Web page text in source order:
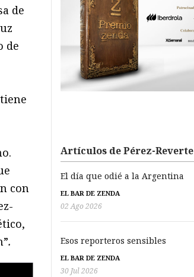
de
de
con
.
Artículos de Pérez-Reverte
El día que odié a la Argentina
EL BAR DE ZENDA
02 Ago 2026
Esos reporteros sensibles
EL BAR DE ZENDA
30 Jul 2026